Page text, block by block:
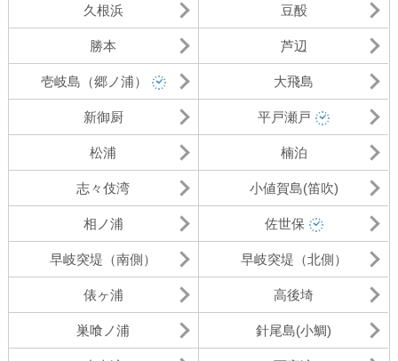
久根浜 豆酘
勝本 芦辺
壱岐島（郷ノ浦） 大飛島
新御厨 平戸瀬戸
松浦 楠泊
志々伎湾 小値賀島(笛吹)
相ノ浦 佐世保
早岐突堤（南側） 早岐突堤（北側）
俵ヶ浦 高後埼
巣喰ノ浦 針尾島(小鯛)